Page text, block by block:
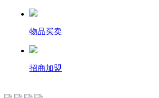
物品买卖
招商加盟